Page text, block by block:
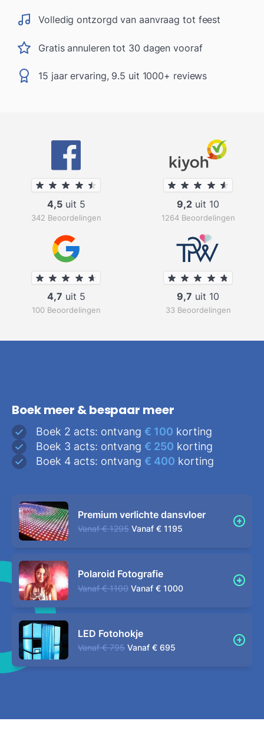
Volledig ontzorgd van aanvraag tot feest
Gratis annuleren tot 30 dagen vooraf
15 jaar ervaring, 9.5 uit 1000+ reviews
4,5uit 5
342 Beoordelingen
9,2 uit 10
1264 Beoordelingen
4,7 uit 5
100 Beoordelingen
9,7 uit 10
33 Beoordelingen
Boek meer & bespaar meer
Boek 2 acts: ontvang € 100 korting
Boek 3 acts: ontvang € 250 korting
Boek 4 acts: ontvang € 400 korting
Premium verlichte dansvloer
Vanaf € 1295 Vanaf € 1195
Polaroid Fotografie
Vanaf € 1100 Vanaf € 1000
LED Fotohokje
Vanaf € 795 Vanaf € 695